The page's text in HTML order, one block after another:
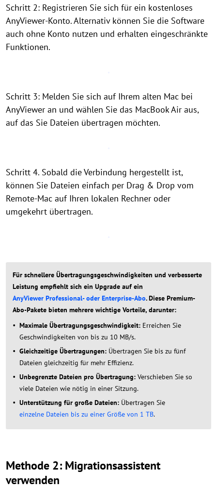
Schritt 2: Registrieren Sie sich für ein kostenloses
AnyViewer-Konto. Alternativ können Sie die Software
auch ohne Konto nutzen und erhalten eingeschränkte
Funktionen.
Schritt 3: Melden Sie sich auf Ihrem alten Mac bei
AnyViewer an und wählen Sie das MacBook Air aus,
auf das Sie Dateien übertragen möchten.
Schritt 4. Sobald die Verbindung hergestellt ist,
können Sie Dateien einfach per Drag & Drop vom
Remote-Mac auf Ihren lokalen Rechner oder
umgekehrt übertragen.
Für schnellere Übertragungsgeschwindigkeiten und verbesserte
Leistung empfiehlt sich ein Upgrade auf ein
AnyViewer Professional- oder Enterprise-Abo. Diese Premium-
Abo-Pakete bieten mehrere wichtige Vorteile, darunter:
Maximale Übertragungsgeschwindigkeit: Erreichen Sie
Geschwindigkeiten von bis zu 10 MB/s.
Gleichzeitige Übertragungen: Übertragen Sie bis zu fünf
Dateien gleichzeitig für mehr Effizienz.
Unbegrenzte Dateien pro Übertragung: Verschieben Sie so
viele Dateien wie nötig in einer Sitzung.
Unterstützung für große Dateien: Übertragen Sie
einzelne Dateien bis zu einer Größe von 1 TB.
Methode 2: Migrationsassistent
verwenden